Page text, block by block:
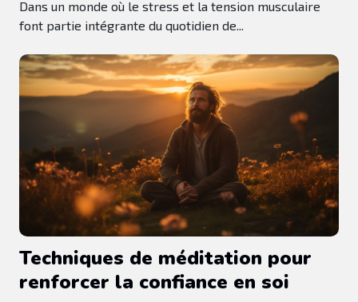
Dans un monde où le stress et la tension musculaire
font partie intégrante du quotidien de...
Techniques de méditation pour
renforcer la confiance en soi